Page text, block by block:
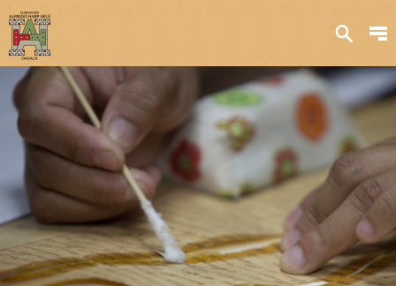
Sobre nosotros
Transparencia
Qué hacemos